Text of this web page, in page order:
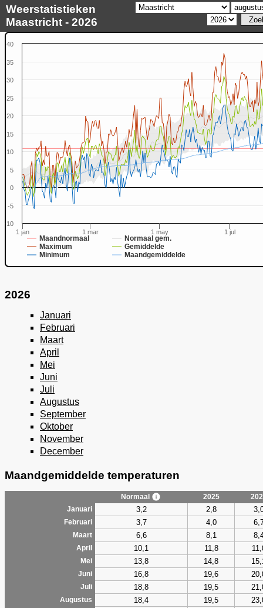
Weerstatistieken
Maastricht - 2026
Maandnormaal
Normaal gem.
Maximum
Gemiddelde
Minimum
Maandgemiddelde
1 jan 1 mar 1 may 1 jul
-10
-5
0
5
10
15
20
25
30
35
40
2026
Januari
Februari
Maart
April
Mei
Juni
Juli
Augustus
September
Oktober
November
December
Maandgemiddelde temperaturen
Normaal 2025
Januari
3,2 2,8
Februari 3,7 4,0
Maart 6,6 8,1
April 10,1 11,8
Mei 13,8 14,8
Juni 16,8 19,6
Juli 18,8 19,5
Augustus 18,4 19,5